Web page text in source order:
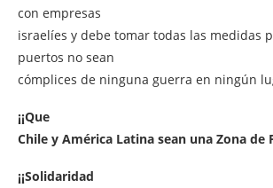
con empresas
israelíes y debe tomar todas las medidas
puertos no sean
cómplices de ninguna guerra en ningún
¡¡Que
Chile y América Latina sean una Zona de
¡¡Solidaridad